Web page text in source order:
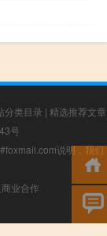
分类目录 | 精选推荐文章
号
说明，我们
业合作